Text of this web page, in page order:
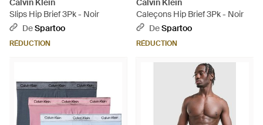
Calvin Klein
Slips Hip Brief 3Pk - Noir
DeSpartoo
RÉDUCTION
Calvin Klein
Caleçons Hip Brief 3Pk - Noir
DeSpartoo
RÉDUCTION